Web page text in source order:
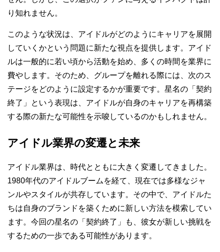
り知れません。
このような状況は、アイドルがどのようにキャリアを展開
していくかという問題に新たな視点を提供します。アイド
ルは一般的に若い頃から活動を始め、多くの時間を業界に
費やします。そのため、グループを離れる際には、次のス
テージをどのように設定するかが重要です。星名の「契約
終了」という表現は、アイドルが自身のキャリアを再構築
する際の新たな可能性を示唆しているのかもしれません。
アイドル業界の変遷と未来
アイドル業界は、時代とともに大きく変遷してきました。
1980年代のアイドルブームを経て、現在では多様なジャ
ンルやスタイルが共存しています。その中で、アイドルた
ちは自身のブランドを築くために新しい方法を模索してい
ます。今回の星名の「契約終了」も、彼女が新しい挑戦を
するための一歩である可能性があります。